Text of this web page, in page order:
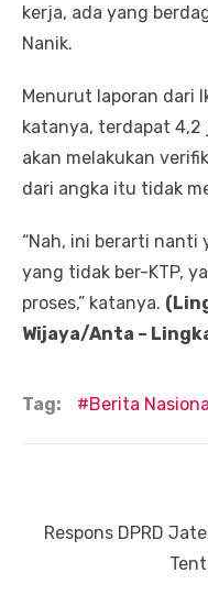
kerja, ada yang
Nanik.
Menurut laporan dari
katanya, terdapat 4,2
akan melakukan
dari angka itu tidak
“Nah, ini berarti nanti
yang tidak ber-KTP,
proses,” katanya.
Wijaya/Anta –
Tag: Berita
pos
Previous
Respons DPRD